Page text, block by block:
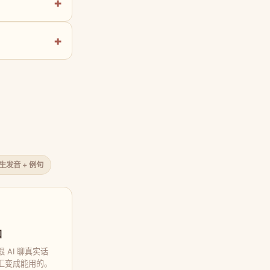
发音 + 例句
AI 聊真实话
成能用的。